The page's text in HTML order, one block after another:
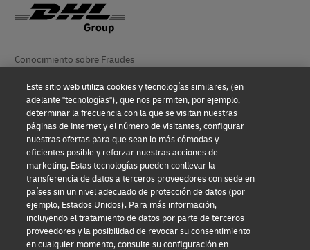
Conocimiento sobre Fraudes
Aviso Legal
Condiciones de Uso
Aviso de Privacidad
Información Adicional
Ajustes de cookies
Síganos
Este sitio web utiliza cookies y tecnologías similares, (en
adelante "tecnologías"), que nos permiten, por ejemplo,
determinar la frecuencia con la que se visitan nuestras
páginas de Internet y el número de visitantes, configurar
nuestras ofertas para que sean lo más cómodas y
eficientes posible y reforzar nuestras acciones de
marketing. Estas tecnologías pueden conllevar la
transferencia de datos a terceros proveedores con sede en
países sin un nivel adecuado de protección de datos (por
ejemplo, Estados Unidos). Para más información,
incluyendo el tratamiento de datos por parte de terceros
proveedores y la posibilidad de revocar su consentimiento
en cualquier momento, consulte su configuración en